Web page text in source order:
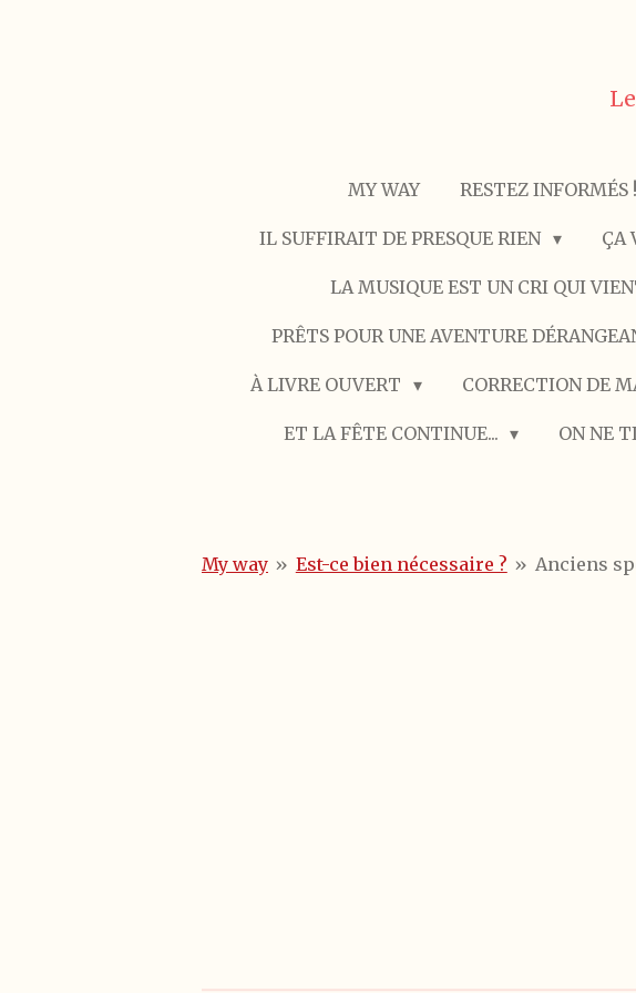
MY WAY RESTEZ INFORMÉS !
IL SUFFIRAIT DE PRESQUE RIEN ÇA
LA MUSIQUE EST UN CRI QUI
PRÊTS POUR UNE AVENTURE
À LIVRE OUVERT CORRECTION DE
ET LA FÊTE CONTINUE... ON NE
My way » Est-ce bien nécessaire ? » Anciens